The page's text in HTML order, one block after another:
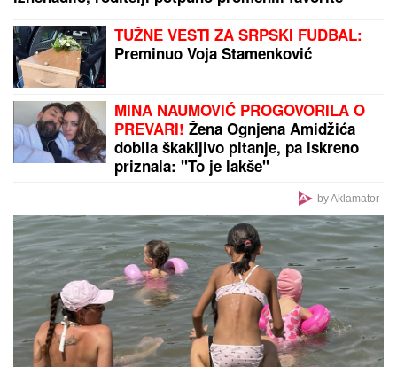
SKANDAL UŽIVO:Anastasija POLILA Boru Santanu
vodom pa POBEGLA iz emisije: Isplivale sve psovke
iz kreveta, lažna obećanja i tajne poruke
MILKA (82) DOŠLA SINU DA SKUVA
RUČAK, A ON JE UBIO:Detalji
jezivog zločina na Novom Beogradu,
Zoran pokušao da skoči sa terase na
7. spratu
Kinezi spavaju sa OVIM VOĆEM i
više se ne bude u znoju! Drevni TRIK
ZA RASHLAĐIVANJE oduševio je
ceo svet